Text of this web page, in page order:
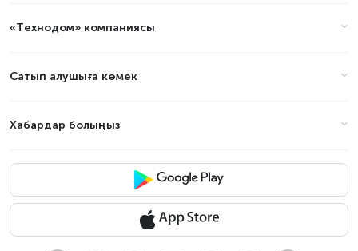
«Технодом» компаниясы
Сатып алушыға көмек
Хабардар болыңыз